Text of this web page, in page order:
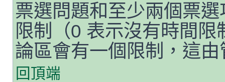
票選問題和至少兩個票
限制（0 表示沒有時間
論區會有一個限制，這
回頂端